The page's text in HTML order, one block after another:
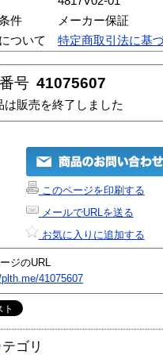
件
メーカー保証
ついて
特定商取引法に基
号 41075607
は販売を終了しました
このページを印刷する
メールでURLを送る
お気に入りに追加する
ジのURL
41075607
ゴリ